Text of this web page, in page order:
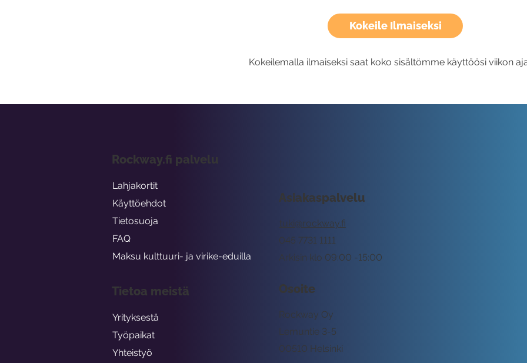
Kokeile Ilmaiseksi
Kokeilemalla ilmaiseksi saat koko sisältömme käyttöösi viikon
Asiakaspalvelu
tuki@rockway.fi
Arkisin klo 09:00 -15:00
045 7731 1111
Osoite
Rockway Oy
Lemuntie 3-5
00510 Helsinki
Rockway.fi palvelu
Lahjakortit
Käyttöehdot
Tietosuoja
FAQ
Maksu kulttuuri- ja virike-eduilla
Tietoa meistä
Yrityksestä
Työpaikat
Yhteistyö